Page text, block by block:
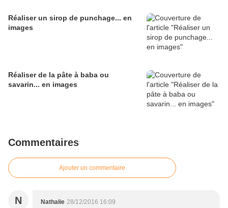
Réaliser un sirop de punchage... en
images
Réaliser de la pâte à baba ou
savarin... en images
Commentaires
Ajouter un commentaire
N Nathalie 28/12/2016 16:09